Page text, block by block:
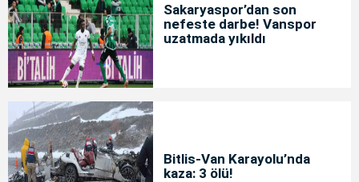
Sakaryaspor’dan son
nefeste darbe! Vanspor
uzatmada yıkıldı
Bitlis-Van Karayolu’nda
kaza: 3 ölü!